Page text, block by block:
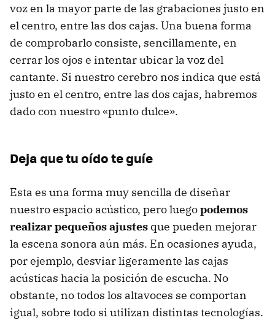
voz en la mayor parte de las grabaciones justo en
el centro, entre las dos cajas. Una buena forma
de comprobarlo consiste, sencillamente, en
cerrar los ojos e intentar ubicar la voz del
cantante. Si nuestro cerebro nos indica que está
justo en el centro, entre las dos cajas, habremos
dado con nuestro «punto dulce».
Deja que tu oído te guíe
Esta es una forma muy sencilla de diseñar
nuestro espacio acústico, pero luegopodemos
realizar pequeños ajustes que pueden mejorar
la escena sonora aún más. En ocasiones ayuda,
por ejemplo, desviar ligeramente las cajas
acústicas hacia la posición de escucha. No
obstante, no todos los altavoces se comportan
igual, sobre todo si utilizan distintas tecnologías.